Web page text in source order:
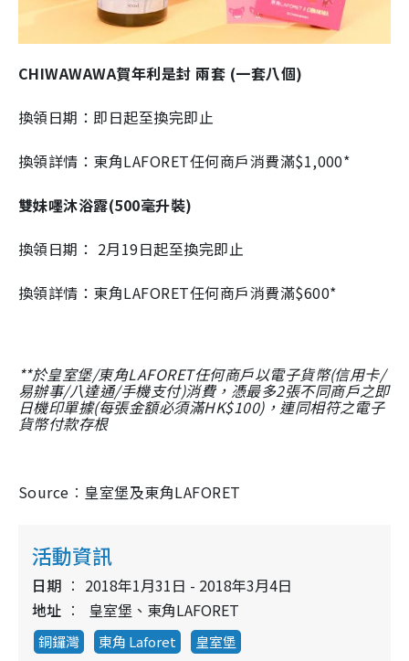
CHIWAWAWA賀年利是封 兩套 (一套八個)
換領日期：即日起至換完即止
換領詳情： 東角LAFORET任何商戶消費滿$1,000*
雙妹嚜沐浴露(500毫升裝)
換領日期： 2月19日起至換完即止
換領詳情： 東角LAFORET任何商戶消費滿$600*
**於皇室堡/東角LAFORET任何商戶以電子貨幣(信用卡/
易辦事/八達通/手機支付)消費，憑最多2張不同商戶之即
日機印單據(每張金額必須滿HK$100)，連同相符之電子
貨幣付款存根
Source ︰ 皇室堡及東角LAFORET
活動資訊
日期
2018年1月31日 - 2018年3月4日
地址
皇室堡、東角LAFORET
銅鑼灣 東角 Laforet 皇室堡